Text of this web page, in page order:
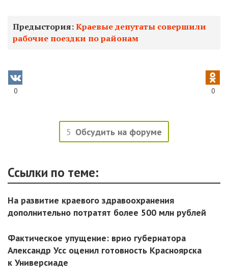
Предыстория:Краевые депутаты совершили
рабочие поездки по районам
0 0
5 Обсудить на форуме
Ссылки по теме:
На развитие краевого здравоохранения
дополнительно потратят более 500 млн рублей
Фактическое упущение: врио губернатора
Александр Усс оценил готовность Красноярска
к Универсиаде